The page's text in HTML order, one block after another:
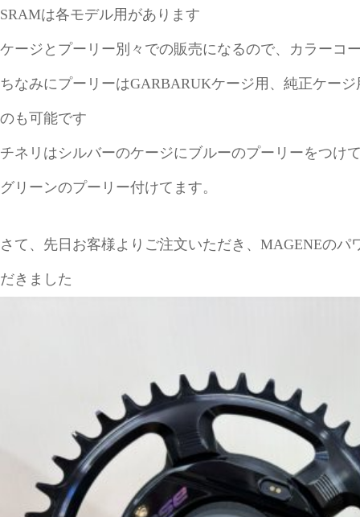
SRAMは各モデル用があります
ケージとプーリー別々での販売になるので、カラーコ
ちなみにプーリーはGARBARUKケージ用、純正ケー
のも可能です
チネリはシルバーのケージにブルーのプーリーをつけ
グリーンのプーリー付けてます。
さて、先日お客様よりご注文いただき、MAGENEの
だきました